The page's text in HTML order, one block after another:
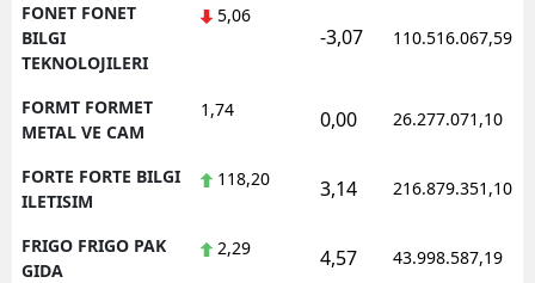
FONET FONET
BILGI
TEKNOLOJILERI
5,06
-3,07 110.516.067,59
FORMT FORMET
METAL VE CAM
1,74 0,00 26.277.071,10
FORTE FORTE BILGI
ILETISIM
118,20 3,14 216.879.351,10
FRIGO FRIGO PAK
GIDA
2,29 4,57 43.998.587,19